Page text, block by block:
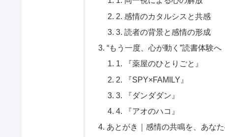
2. 感情のカタルシスと共感
3. 読者の背景と感情の形成
“もう一度、心が動く”読書体験へ
1. 『薬屋のひとりごと』
2. 『SPY×FAMILY』
3. 『ダンダダン』
4. 『アオのハコ』
あとがき｜感情の共鳴を、あな